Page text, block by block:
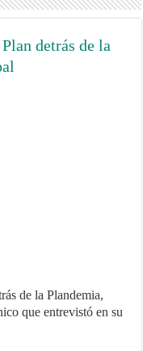
detrás de la
de la Plandemia,
que entrevistó en su